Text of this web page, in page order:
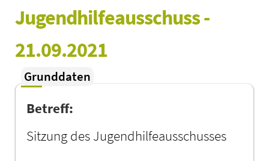
Jugendhilfeausschuss -
21.09.2021
Grunddaten
Betreff:
Sitzung des Jugendhilfeausschusses